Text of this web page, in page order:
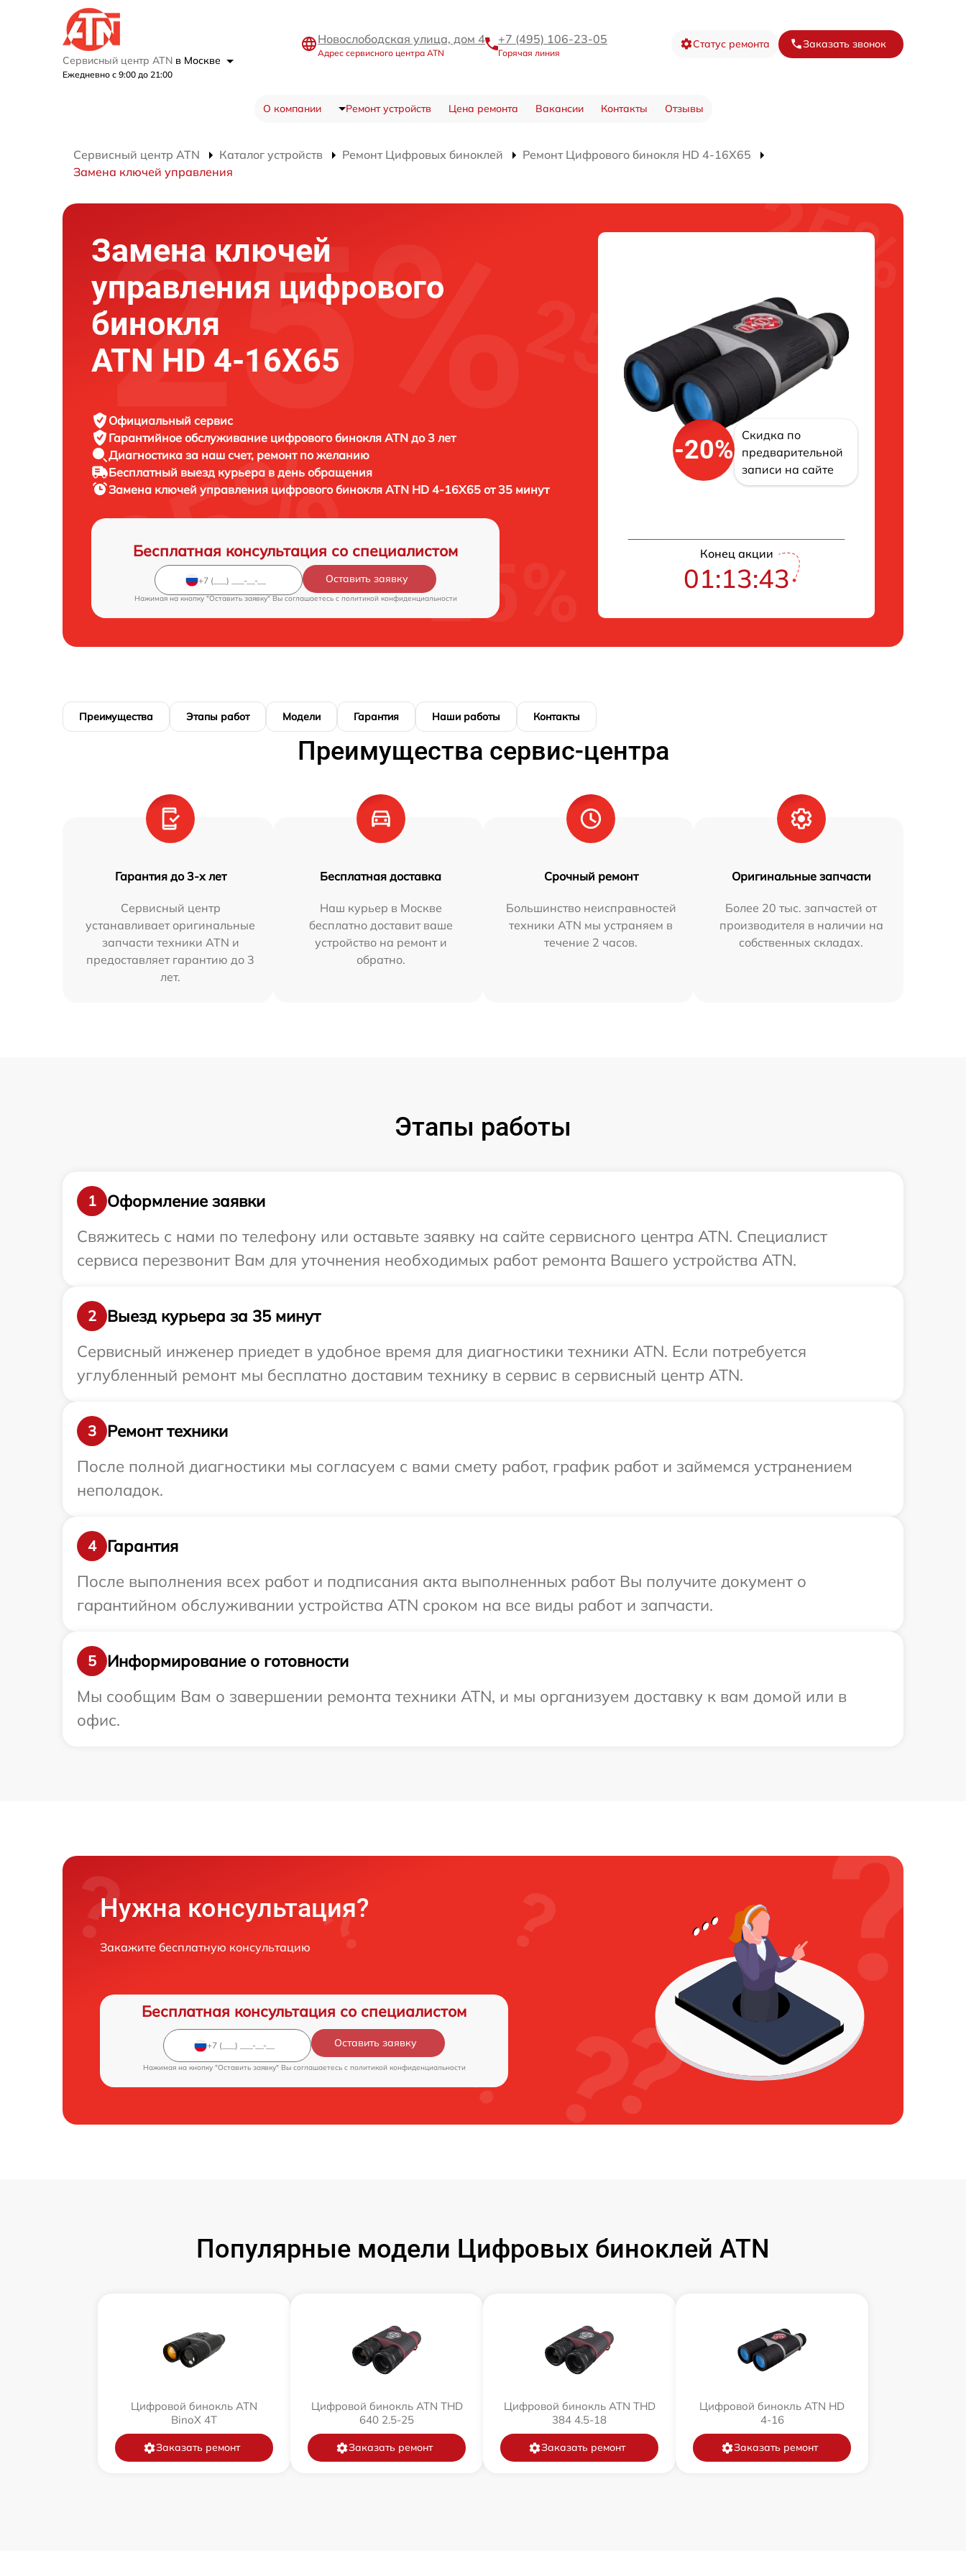
Сервисный центр ATN в Москве
Ежедневно с 9:00 до 21:00
Новослободская улица, дом 4
Адрес сервисного центра ATN
+7 (495) 106-23-05
Горячая линия
Статус ремонта Заказать звонок
О компании Ремонт устройств Цена ремонта Вакансии Контакты Отзывы
Сервисный центр ATN Каталог устройств Ремонт Цифровых биноклей
Ремонт Цифрового бинокля HD 4-16X65
Замена ключей управления
Замена ключей
управления цифрового
бинокля
ATN HD 4-16X65
Официальный сервис
Гарантийное обслуживание цифрового бинокля ATN до 3 лет
Диагностика за наш счет, ремонт по желанию
Бесплатный выезд курьера в день обращения
Замена ключей управления цифрового бинокля ATN HD 4-16X65 от 35 минут
Бесплатная консультация со специалистом
Оставить заявку
Нажимая на кнопку "Оставить заявку" Вы соглашаетесь c политикой конфиденциальности
-20%
Скидка по
предварительной
записи на сайте
Конец акции
01:13:42
Преимущества Этапы работ Модели Гарантия Наши работы Контакты
Преимущества сервис-центра
Гарантия до 3-х лет
Сервисный центр
устанавливает оригинальные
запчасти техники ATN и
предоставляет гарантию до 3
лет.
Бесплатная доставка
Наш курьер в Москве
бесплатно доставит ваше
устройство на ремонт и
обратно.
Срочный ремонт
Большинство неисправностей
техники ATN мы устраняем в
течение 2 часов.
Оригинальные запчасти
Более 20 тыс. запчастей от
производителя в наличии на
собственных складах.
Этапы работы
1
Оформление заявки
Свяжитесь с нами по телефону или оставьте заявку на сайте сервисного центра ATN. Специалист
сервиса перезвонит Вам для уточнения необходимых работ ремонта Вашего устройства ATN.
2
Выезд курьера за 35 минут
Сервисный инженер приедет в удобное время для диагностики техники ATN. Если потребуется
углубленный ремонт мы бесплатно доставим технику в сервис в сервисный центр ATN.
3
Ремонт техники
После полной диагностики мы согласуем с вами смету работ, график работ и займемся устранением
неполадок.
4
Гарантия
После выполнения всех работ и подписания акта выполненных работ Вы получите документ о
гарантийном обслуживании устройства ATN сроком на все виды работ и запчасти.
5
Информирование о готовности
Мы сообщим Вам о завершении ремонта техники ATN, и мы организуем доставку к вам домой или в
офис.
Нужна консультация?
Закажите бесплатную консультацию
Бесплатная консультация со специалистом
Оставить заявку
Нажимая на кнопку "Оставить заявку" Вы соглашаетесь c политикой конфиденциальности
Популярные модели Цифровых биноклей ATN
Цифровой бинокль ATN
BinoX 4T
Заказать ремонт
Цифровой бинокль ATN THD
640 2.5-25
Заказать ремонт
Цифровой бинокль ATN THD
384 4.5-18
Заказать ремонт
Цифровой бинокль ATN HD
4-16
Заказать ремонт